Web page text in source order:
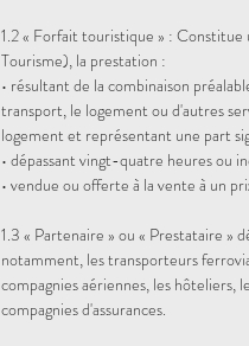
1.2 « Forfait touristique » : Constitue
Tourisme), la prestation :
• résultant de la combinaison
transport, le logement ou d'autres
logement et représentant une part
• dépassant vingt-quatre heures ou
• vendue ou offerte à la vente à un
1.3 « Partenaire » ou « Prestataire »
notamment, les transporteurs
compagnies aériennes, les hôteliers,
compagnies d'assurances.